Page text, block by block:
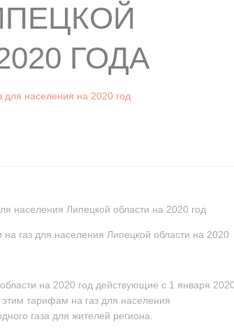
ГОДА
населения на 2020 год
населения Липецкой области на 2020 год
газ для населения Липецкой области на 2020
на 2020 год действующие с 1 января
этим тарифам на газ для населения
газа для жителей региона.